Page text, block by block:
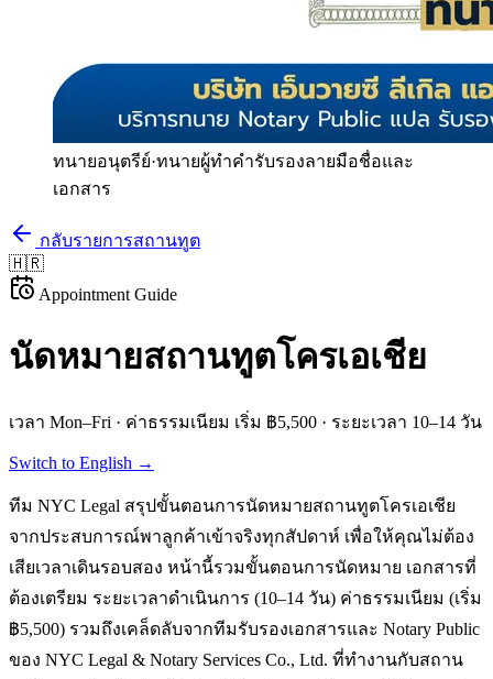
ทนายอนุตรีย์·ทนายผู้ทำคำรับรองลายมือชื่อและ
เอกสาร
กลับรายการสถานทูต
🇭🇷
Appointment Guide
นัดหมายสถานทูตโครเอเชีย
เวลา Mon–Fri · ค่าธรรมเนียม เริ่ม ฿5,500 · ระยะเวลา 10–14 วัน
Switch to English →
ทีม NYC Legal สรุปขั้นตอนการนัดหมายสถานทูตโครเอเชีย
จากประสบการณ์พาลูกค้าเข้าจริงทุกสัปดาห์ เพื่อให้คุณไม่ต้อง
เสียเวลาเดินรอบสอง หน้านี้รวมขั้นตอนการนัดหมาย เอกสารที่
ต้องเตรียม ระยะเวลาดำเนินการ (10–14 วัน) ค่าธรรมเนียม (เริ่ม
฿5,500) รวมถึงเคล็ดลับจากทีมรับรองเอกสารและ Notary Public
ของ NYC Legal & Notary Services Co., Ltd. ที่ทำงานกับสถาน